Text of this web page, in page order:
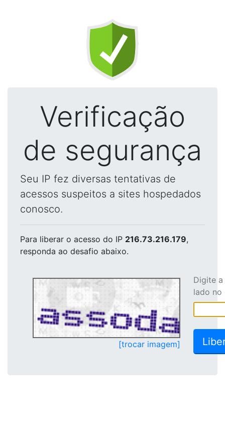
Verificação
de segurança
Seu IP fez diversas tentativas de
acessos suspeitos a sites hospedados
conosco.
Para liberar o acesso do IP 216.73.216.179,
responda ao desafio abaixo.
[trocar imagem]
Digite
lado no